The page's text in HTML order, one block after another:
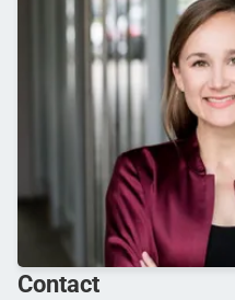
Contact